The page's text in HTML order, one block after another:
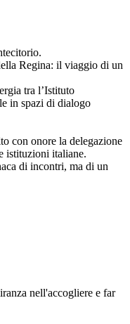
Regina: il viaggio di un
tra l’Istituto
in spazi di dialogo
con onore la delegazione
istituzioni italiane.
di incontri, ma di un
nell'accogliere e far